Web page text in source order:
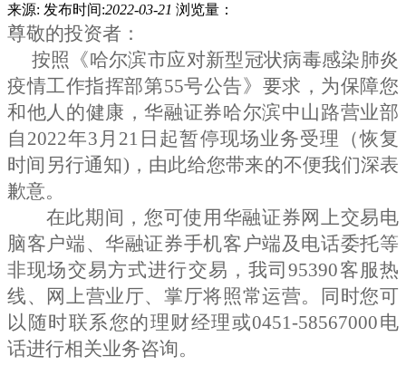
来源: 发布时间:2022-03-21 浏览量：
尊敬的投资者：
按照《哈尔滨市应对新型冠状病毒感染肺炎
疫情工作指挥部第55号公告》要求，为保障您
和他人的健康，华融证券哈尔滨中山路营业部
自 2022年3 月 21 日起暂停现场业务受理（恢复
时间另行通知) ，由此给您带来的不便我们深表
歉意。
在此期间，您可使用华融证券网上交易电
脑客户端、华融证券手机客户端及电话委托等
非现场交易方式进行交易，我司95390客服热
线、网上营业厅、掌厅将照常运营。同时您可
以随时联系您的理财经理或0451-58567000电
话进行相关业务咨询。